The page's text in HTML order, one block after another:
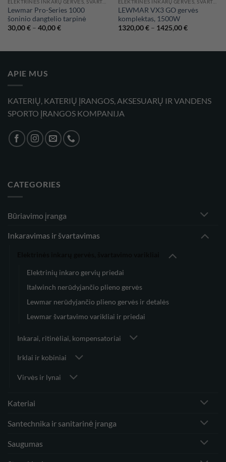
ELEKTRINĖS INKARŲ GERVĖS, ŠVARTAVIMO VARIKLIAI
Lewmar Pro-Series 1000
šoninio dangtelio tarpinė
30,00€ – 40,00€Price
40,00 €
ELEKTRINĖS INKARŲ GERVĖS, ŠVARTAVIMO VARIKLIAI
LEWMAR VX3 GO gervės
komplektas, 1500W
1320,00€ – 1425,00€Price
1425,00 €
APIE MUS
KATERIŲ, KATERIŲ ĮRANGOS, AKSESUARŲ IR VANDENS
SPORTO ĮRANGOS KOMPANIJA
CATEGORIES
Būriavimo įranga
Inkaravimas ir švartavimas
Elektrinių inkaro gervių priedai
Italwinch nerūdyjančio plieno gervės
Lewmar nerūdyjančio plieno gervės ir detalės
Lewmar švartavimo varikliai ir priedai
Inkarai, ritinėliai, kompensatoriai
Irklai ir kobiniai
Virvės ir lynai
Kateriai
Santechnika ir sanitarinė įranga
Saugumas